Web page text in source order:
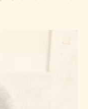
徴を比較解説